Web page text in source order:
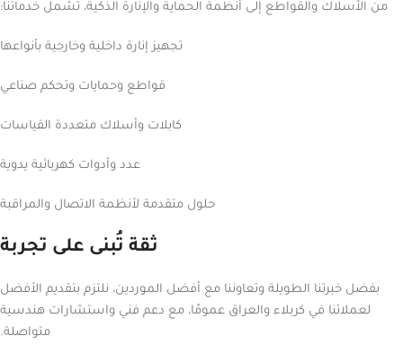
من الأسلاك والقواطع إلى أنظمة الحماية والإنارة الذكية، تشمل خدماتنا:
تجهيز إنارة داخلية وخارجية بأنواعها
قواطع وحمايات وتحكم صناعي
كابلات وأسلاك متعددة القياسات
عدد وأدوات كهربائية يدوية
حلول متقدمة لأنظمة الاتصال والمراقبة
ثقة تُبنى على تجربة
بفضل خبرتنا الطويلة وتعاوننا مع أفضل الموردين، نلتزم بتقديم الأفضل
لعملائنا في كربلاء والعراق عمومًا، مع دعم فني واستشارات هندسية
متواصلة.